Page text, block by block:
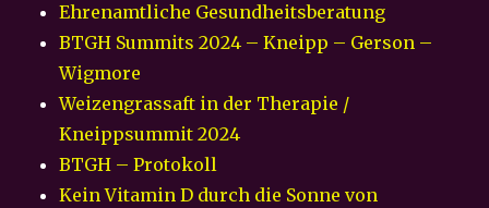
Ehrenamtliche Gesundheitsberatung
BTGH Summits 2024 – Kneipp – Gerson –
Wigmore
Weizengrassaft in der Therapie /
Kneippsummit 2024
BTGH – Protokoll
Kein Vitamin D durch die Sonne von